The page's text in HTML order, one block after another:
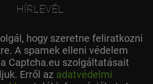
HÍRLEVÉL
hogy szeretne feliratkozni
A spamek elleni védelem
Captcha.eu szolgáltatásait
Erről az adatvédelmi